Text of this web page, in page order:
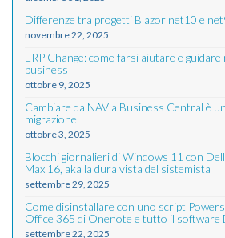
Differenze tra progetti Blazor net10 e
novembre 22, 2025
ERP Change: come farsi aiutare e
business
ottobre 9, 2025
Cambiare da NAV a Business Central è
migrazione
ottobre 3, 2025
Blocchi giornalieri di Windows 11 con
Max 16, aka la dura vista del sistemista
settembre 29, 2025
Come disinstallare con uno script
Office 365 di Onenote e tutto il software
settembre 22, 2025